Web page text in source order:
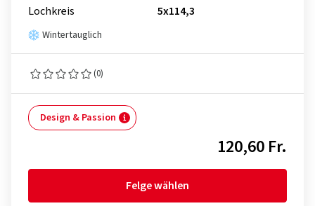
Lochkreis
5x114,3
Wintertauglich
(0)
Design & Passion
120,60 Fr.
Felge wählen